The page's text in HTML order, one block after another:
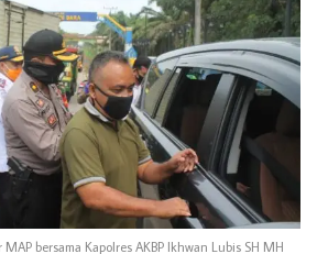
bersama Kapolres AKBP Ikhwan Lubis SH MH